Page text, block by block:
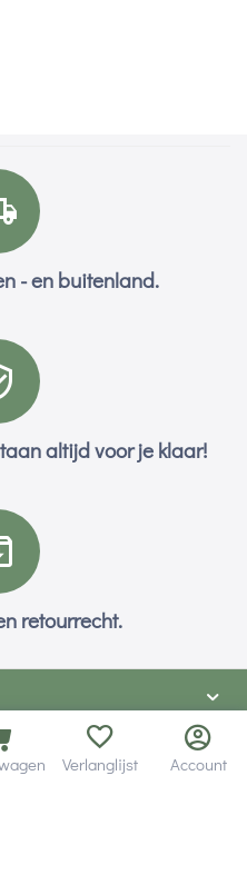
- en buitenland.
altijd voor je klaar!
retourrecht.
Verlanglijst Account